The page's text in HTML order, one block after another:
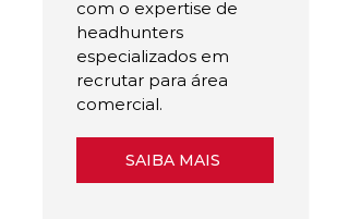
com o expertise de
headhunters
especializados em
recrutar para área
comercial.
SAIBA MAIS